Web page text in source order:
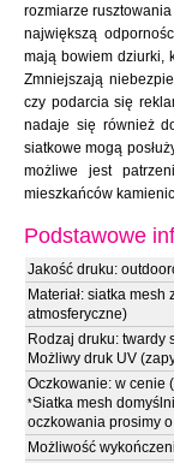
rozmiarze
największą
mają bowiem dziurki,
Zmniejszają
czy podarcia się
nadaje się również
siatkowe mogą
możliwe jest
mieszkańców
Podstawowe
Jakość druku:
Materiał: siatka
atmosferyczne)
Rodzaj druku: twardy
Możliwy druk UV
Oczkowanie: w cenie
*Siatka mesh
oczkowania prosimy
Możliwość